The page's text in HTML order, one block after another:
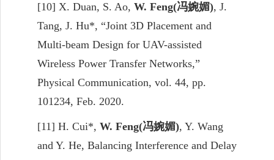
[10] X. Duan, S. Ao, W. Feng(冯婉媚), J.
Tang, J. Hu*, “Joint 3D Placement and
Multi-beam Design for UAV-assisted
Wireless Power Transfer Networks,”
Physical Communication, vol. 44, pp.
101234, Feb. 2020.
[11] H. Cui*, W. Feng(冯婉媚), Y. Wang
and Y. He, Balancing Interference and Delay